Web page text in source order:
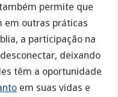
permite que
em outras práticas
a participação na
deixando
têm a oportunidade
em suas vidas e